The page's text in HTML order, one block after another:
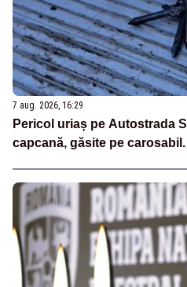
7 aug. 2026, 16:29
Pericol uriaș pe Autostrada
capcană, găsite pe